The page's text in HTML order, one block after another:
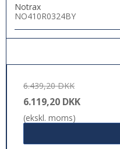
Notrax
NO410R0324BY
6.439,20 DKK
6.119,20 DKK
(ekskl. moms)